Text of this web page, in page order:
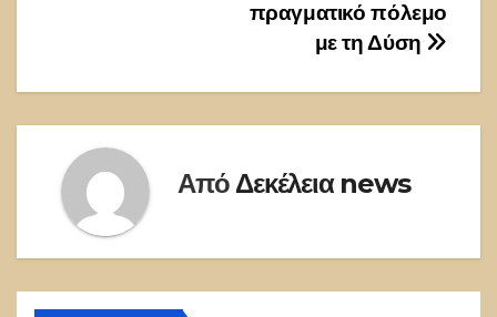
πραγματικό πόλεμο
με τη Δύση
Από Δεκέλεια news